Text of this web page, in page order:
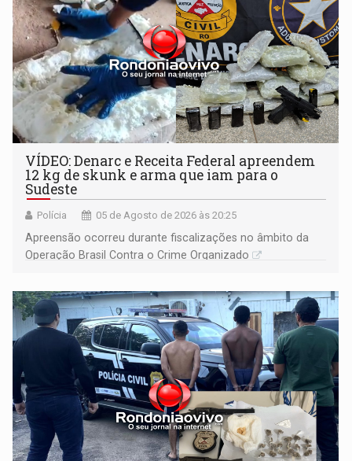
VÍDEO: Denarc e Receita Federal apreendem
12 kg de skunk e arma que iam para o
Sudeste
Polícia 05 de Agosto de 2026 às 20:25
Apreensão ocorreu durante fiscalizações no âmbito da
Operação Brasil Contra o Crime Organizado